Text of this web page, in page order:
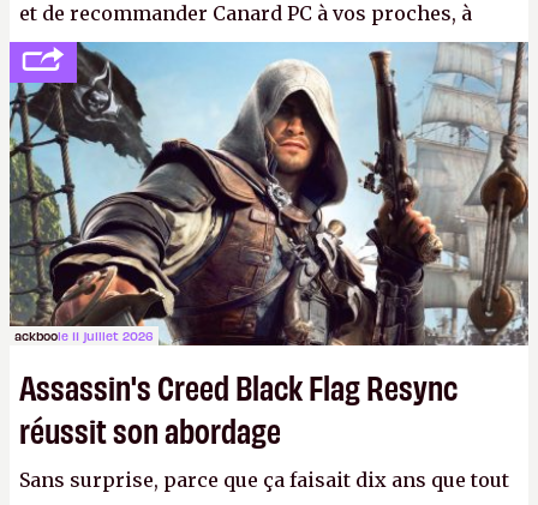
et de recommander Canard PC à vos proches, à
votre famille et aux inconnus que vous croisez
dans la rue. Bon été à tous ! –ER.
ackboole 11 juillet 2026
Assassin's Creed Black Flag Resync
réussit son abordage
Sans surprise, parce que ça faisait dix ans que tout